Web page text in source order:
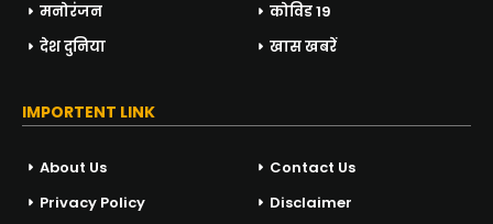
मनोरंजन
कोविड 19
देश दुनिया
खास खबरें
IMPORTENT LINK
About Us
Contact Us
Privacy Policy
Disclaimer